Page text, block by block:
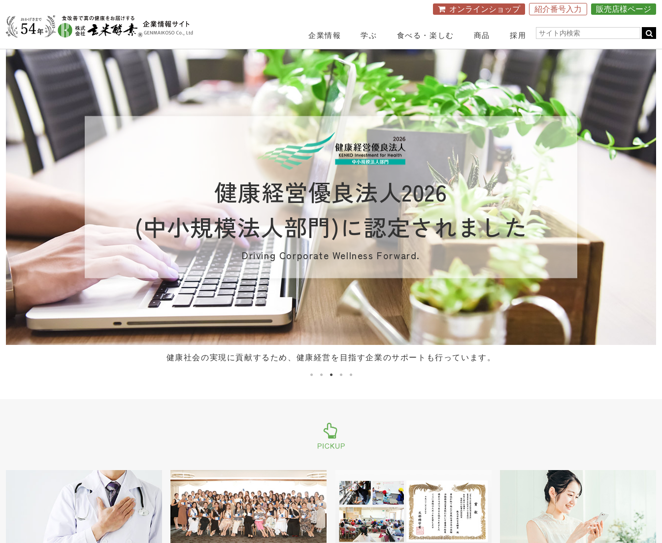
オンラインショップ 紹介番号入力 販売店様ページ
企業情報
企業情報
社長ご挨拶
企業理念
会社概要・役員紹介
創業者・岩崎輝明
メディア掲載情報
会社の取り組み
健康事業一覧
食に対する考え方～食事道～
玄米食がよい理由
社会貢献活動
医療・医学との連携
医学研究への取り組み
おすすめ医療機関
食改善を推奨する医師・医療従事者へのインタビュー
健康経営優良法人に認定
販売店の活動紹介
学ぶ
学ぶ
食と健康セミナー・料理教室・ファスティング
全国のセミナー
オンラインセミナー
講師紹介
講師派遣・講演実績
Webで学ぶ
Webで学ぶ
エコロクッキングスクール
エコロクッキングスクール
公式ページ
食べる・楽しむ
食べる・楽しむ
ショップ&カフェレストラン
元氣亭TOP
メニュー
取扱商品
宿泊施設
洞爺健康館TOP
館内施設&利用料金
商品
商品
玄米酵素とは
取扱商品紹介
玄米酵素ハイ・ゲンキ
自然食品
スキンケア美粧品グローEX
安心安全へのこだわり
オリジナル「北海道産 玄米麹」の業務用販売
クチコミ広場
愛用者の声
採用
採用
採用TOP
募集要項
先輩社員にインタビュー
社員の日常風景
健康経営優良法人2026
(中小規模法人部門)に認定されました
Driving Corporate Wellness Forward.
健康社会の実現に貢献するため、健康経営を目指す企業のサポートも行っています。